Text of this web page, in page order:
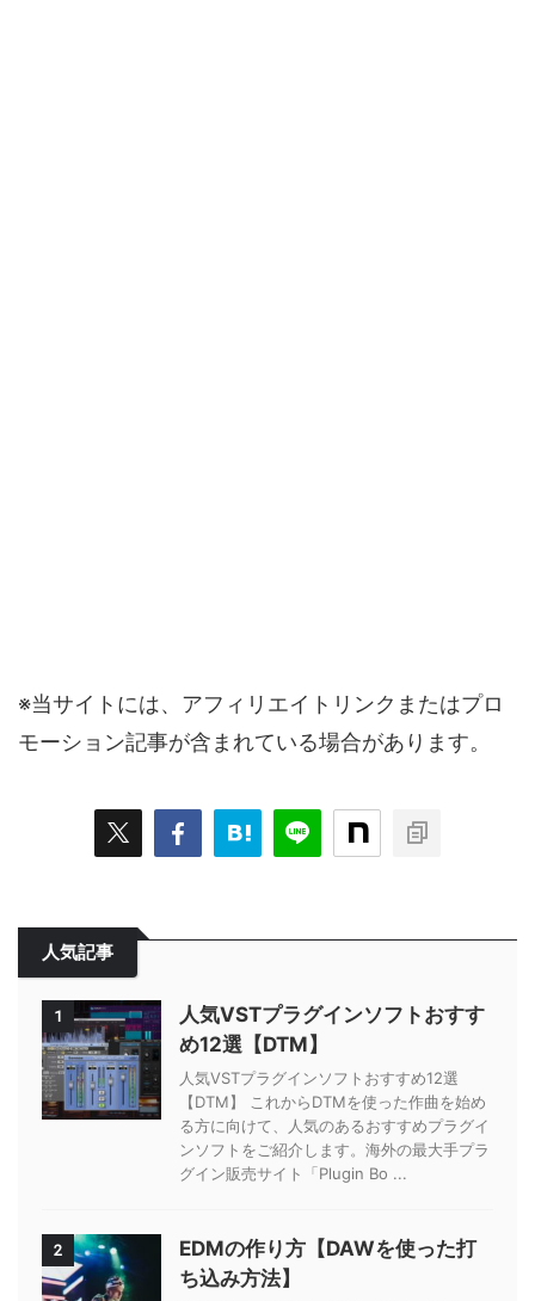
※当サイトには、アフィリエイトリンクまたはプロ
モーション記事が含まれている場合があります。
人気記事
1
人気VSTプラグインソフトおすす
め12選【DTM】
人気VSTプラグインソフトおすすめ12選
【DTM】 これからDTMを使った作曲を始め
る方に向けて、人気のあるおすすめプラグイ
ンソフトをご紹介します。海外の最大手プラ
グイン販売サイト「Plugin Bo ...
2
EDMの作り方【DAWを使った打
ち込み方法】